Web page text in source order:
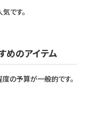
です。
めのアイテム
の予算が一般的です。